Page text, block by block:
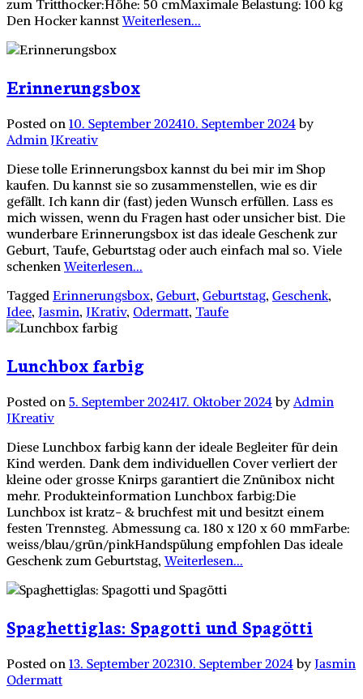
zum Tritthocker:Höhe: 50 cmMaximale Belastung: 100 kg
Den Hocker kannstWeiterlesen...
Erinnerungsbox
Posted on 10. September 202410. September 2024by
Admin JKreativ
Diese tolle Erinnerungsbox kannst du bei mir im Shop
kaufen. Du kannst sie so zusammenstellen, wie es dir
gefällt. Ich kann dir (fast) jeden Wunsch erfüllen. Lass es
mich wissen, wenn du Fragen hast oder unsicher bist. Die
wunderbare Erinnerungsbox ist das ideale Geschenk zur
Geburt, Taufe, Geburtstag oder auch einfach mal so. Viele
schenkenWeiterlesen...
Tagged Erinnerungsbox, Geburt, Geburtstag, Geschenk,
Idee, Jasmin, JKrativ, Odermatt, Taufe
Lunchbox farbig
Posted on 5. September 202417. Oktober 2024by Admin
JKreativ
Diese Lunchbox farbig kann der ideale Begleiter für dein
Kind werden. Dank dem individuellen Cover verliert der
kleine oder grosse Knirps garantiert die Znünibox nicht
mehr. Produkteinformation Lunchbox farbig:Die
Lunchbox ist kratz- & bruchfest mit und besitzt einem
festen Trennsteg. Abmessung ca. 180 x 120 x 60 mmFarbe:
weiss/blau/grün/pinkHandspülung empfohlen Das ideale
Geschenk zum Geburtstag,Weiterlesen...
Spaghettiglas: Spagotti und Spagötti
Posted on 13. September 202310. September 2024by Jasmin
Odermatt